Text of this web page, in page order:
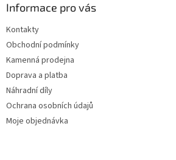
Informace pro vás
Kontakty
Obchodní podmínky
Kamenná prodejna
Doprava a platba
Náhradní díly
Ochrana osobních údajů
Moje objednávka